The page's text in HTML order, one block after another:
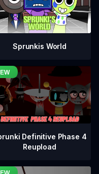
Sprunkis World
Definitive Phase 4
Reupload